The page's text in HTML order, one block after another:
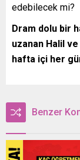
edebilecek mi?
Dram dolu bir
uzanan Halil ve
hafta içi her
Benzer